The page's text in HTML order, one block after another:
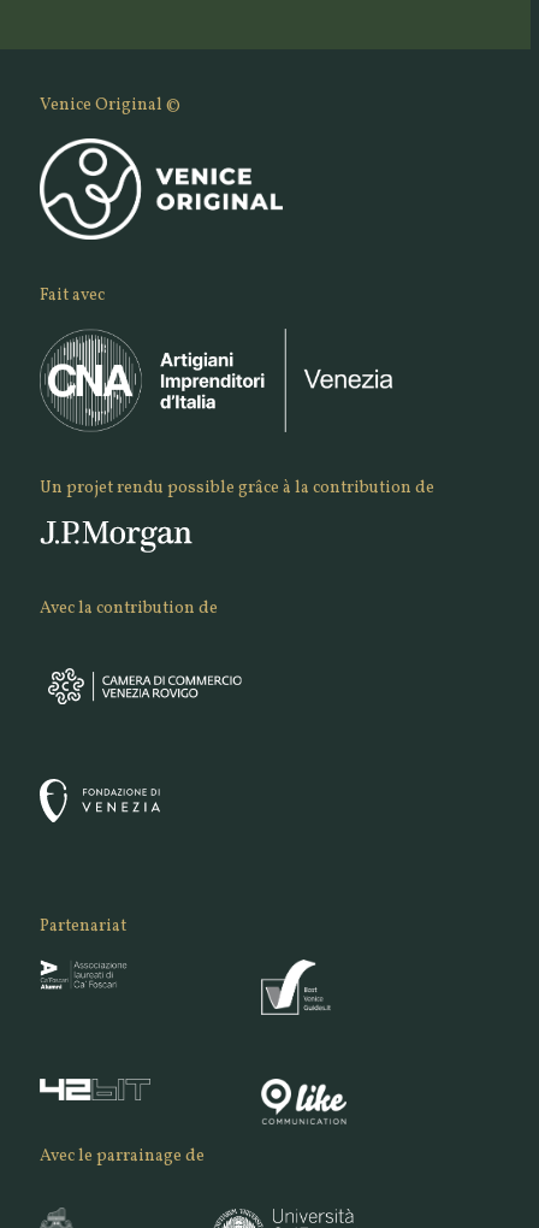
Venice Original ©
Fait avec
Un projet rendu possible grâce à la contribution de
Avec la contribution de
Partenariat
Avec le parrainage de